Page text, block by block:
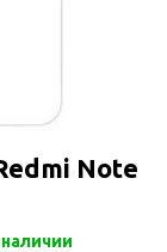
Note